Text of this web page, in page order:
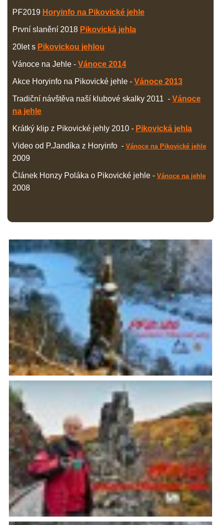
PF2019 Horyinfo na Pikovické jehle
První slanění 2018 Pikovická jehla
20let s Pikovickou jehlou
Vánoce na Jehle - Vánoce 2014
Akce Horyinfo na Pikovické jehle - Vánoce 2013
Tradiční návštěva naší klubové skalky 2011 - Vánoce
na jehle
Krátký klip z Pikovické jehly 2010 - Pikovická jehla
Video od P.Jandíka z Horyinfo - Vánoce na Pikovické jehle
2009
Článek Honzy Poláka o Pikovické jehle - Vánoce na jehle
2008